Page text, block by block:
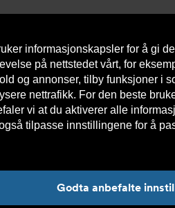
informasjonskapsler for å gi
på nettstedet vårt, for
og annonser, tilby funksjoner i
nettrafikk. For den beste
vi at du aktiverer alle
tilpasse innstillingene for å
Godta anbefalte
Om oss Kontakt oss